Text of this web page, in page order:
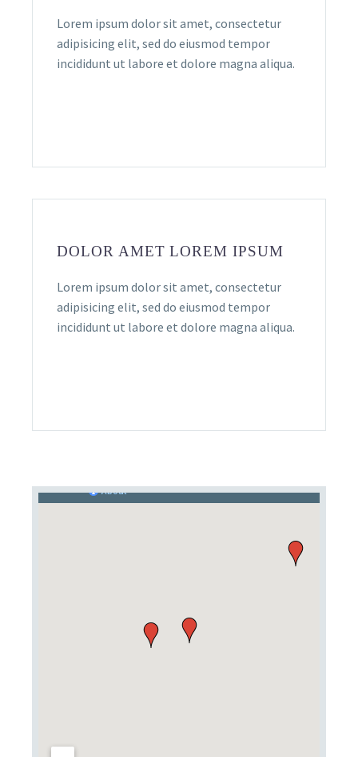
Lorem ipsum dolor sit amet, consectetur
adipisicing elit, sed do eiusmod tempor
incididunt ut labore et dolore magna aliqua.
DOLOR AMET LOREM IPSUM
Lorem ipsum dolor sit amet, consectetur
adipisicing elit, sed do eiusmod tempor
incididunt ut labore et dolore magna aliqua.